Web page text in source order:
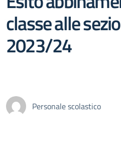
classe alle
2023/24
Personale scolastico